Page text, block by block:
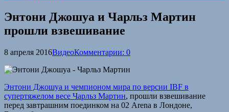
Энтони Джошуа и Чарльз Мартин
прошли взвешивание
8 апреля 2016ВидеоКомментарии: 0
Энтони Джошуа и чемпионом мира по версии IBF в
супертяжелом весе Чарльз Мартин, прошли взвешивание
перед завтрашним поединком на 02 Arena в Лондоне,